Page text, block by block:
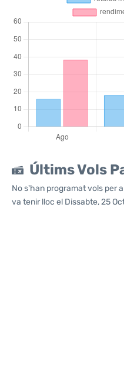
Últims Vols
No s'han programat vols per
va tenir lloc el Dissabte, 25